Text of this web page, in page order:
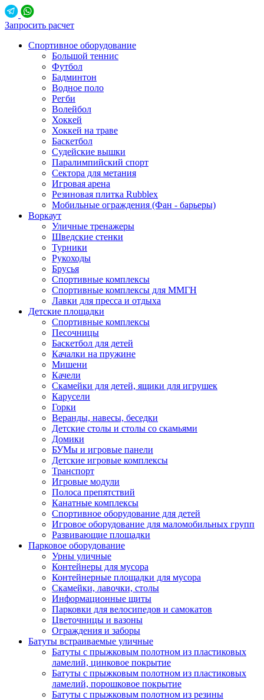
Запросить расчет
Спортивное оборудование
Большой теннис
Футбол
Бадминтон
Водное поло
Регби
Волейбол
Хоккей
Хоккей на траве
Баскетбол
Судейские вышки
Паралимпийский спорт
Сектора для метания
Игровая арена
Резиновая плитка Rubblex
Мобильные ограждения (Фан - барьеры)
Воркаут
Уличные тренажеры
Шведские стенки
Турники
Рукоходы
Брусья
Спортивные комплексы
Спортивные комплексы для ММГН
Лавки для пресса и отдыха
Детские площадки
Спортивные комплексы
Песочницы
Баскетбол для детей
Качалки на пружине
Мишени
Качели
Скамейки для детей, ящики для игрушек
Карусели
Горки
Веранды, навесы, беседки
Детские столы и столы со скамьями
Домики
БУМы и игровые панели
Детские игровые комплексы
Транспорт
Игровые модули
Полоса препятствий
Канатные комплексы
Спортивное оборудование для детей
Игровое оборудование для маломобильных групп
Развивающие площадки
Парковое оборудование
Урны уличные
Контейнеры для мусора
Контейнерные площадки для мусора
Скамейки, лавочки, столы
Информационные щиты
Парковки для велосипедов и самокатов
Цветочницы и вазоны
Ограждения и заборы
Батуты встраиваемые уличные
Батуты с прыжковым полотном из пластиковых
ламелий, цинковое покрытие
Батуты с прыжковым полотном из пластиковых
ламелий, порошковое покрытие
Батуты с прыжковым полотном из резины